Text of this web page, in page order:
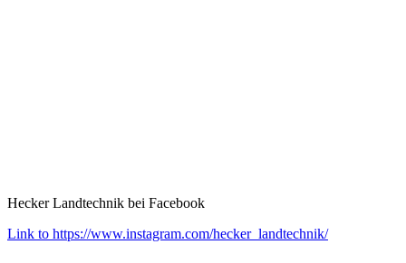
Hecker Landtechnik bei Facebook
Link to https://www.instagram.com/hecker_landtechnik/